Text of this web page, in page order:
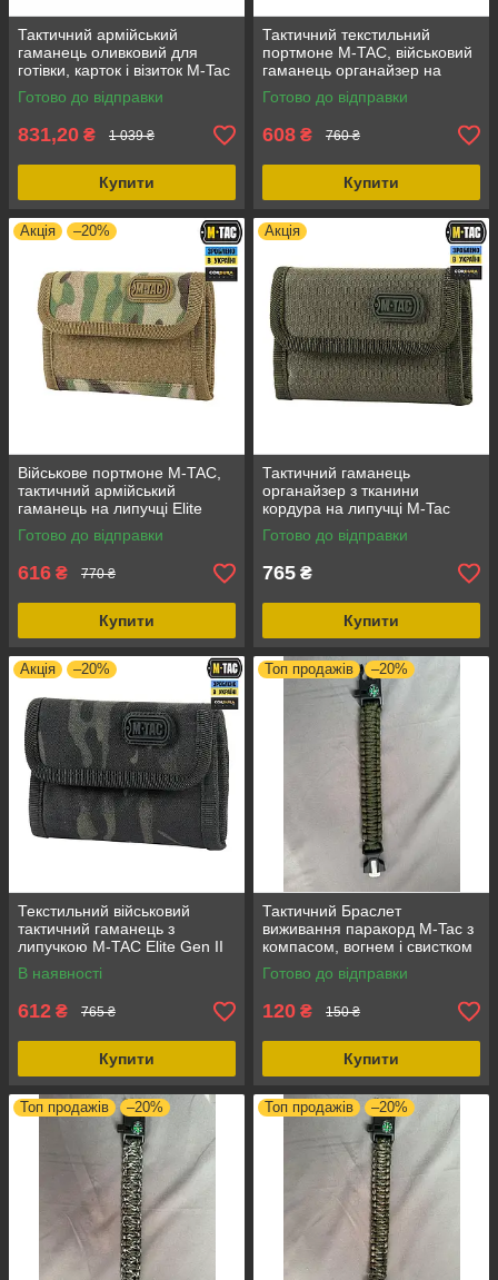
Тактичний армійський
гаманець оливковий для
готівки, карток і візиток M-Tac
Elite Gen. II Hex Ranger
Green, з Cordura 1000D
Готово до відправки
831,20 ₴ 1 039 ₴
Купити
Тактичний текстильний
портмоне M-TAC, військовий
гаманець органайзер на
липучці Elite Gen. II Coyote,
стильний гаманець-
Готово до відправки
608 ₴ 760 ₴
Купити
Акція –20%
Військове портмоне M-TAC,
тактичний армійський
гаманець на липучці Elite
Gen. II Hex Мультикам, колір
Хакі, новий стан
Готово до відправки
616 ₴ 770 ₴
Купити
Акція
Тактичний гаманець
органайзер з тканини
кордура на липучці M-Tac
Elite Gen.II Ranger Green,
колір зелений, матеріал
Готово до відправки
765 ₴
Купити
Акція –20%
Текстильний військовий
тактичний гаманець з
липучкою M-TAC Elite Gen II
Hex Multicam Black,
водовідштовхувальний,
В наявності
612 ₴ 765 ₴
Купити
Топ продажів –20%
Тактичний Браслет
виживання паракорд M-Tac з
компасом, вогнем і свистком
розмір L, міцний і
універсальний Зелений
Готово до відправки
120 ₴ 150 ₴
Купити
Топ продажів –20% Топ продажів –20%